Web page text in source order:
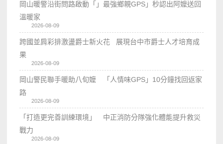
岡山暖警沿街問路啟動「」最強鄉親GPS」秒認出阿嬤送回
溫暖家
2026-08-09
跨國並肩彩排激盪爵士新火花 展現台中市爵士人才培育成
果
2026-08-09
岡山警民聯手暖助八旬嬤 「人情味GPS」10分鐘找回返家
路
2026-08-09
「打造更完善訓練環境」 中正消防分隊強化體能提升救災
戰力
2026-08-09